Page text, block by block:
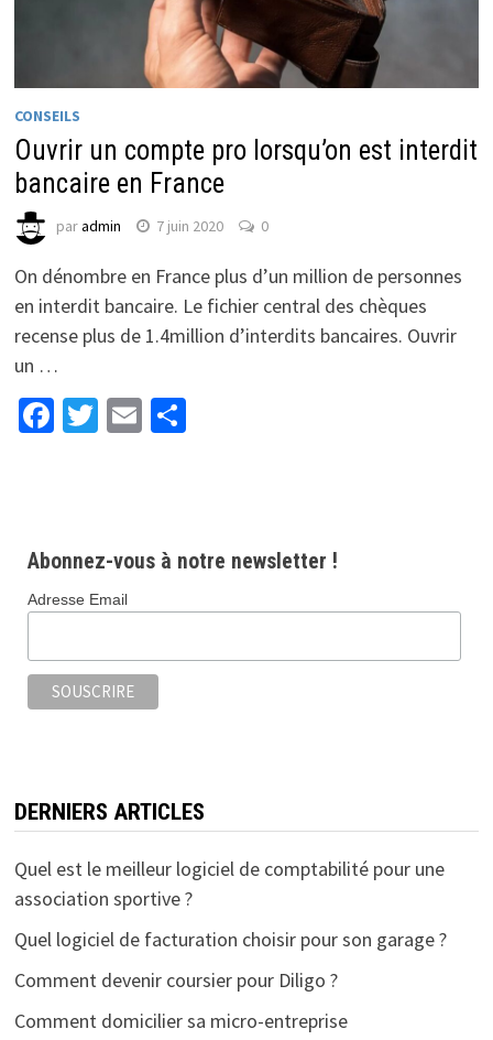
CONSEILS
Ouvrir un compte pro lorsqu’on est interdit
bancaire en France
paradmin 7 juin 2020 0
On dénombre en France plus d’un million de personnes
en interdit bancaire. Le fichier central des chèques
recense plus de 1.4million d’interdits bancaires. Ouvrir
un …
Facebook
Twitter
EmailPartager
Abonnez-vous à notre newsletter !
Adresse Email
DERNIERS ARTICLES
Quel est le meilleur logiciel de comptabilité pour une
association sportive ?
Quel logiciel de facturation choisir pour son garage ?
Comment devenir coursier pour Diligo ?
Comment domicilier sa micro-entreprise